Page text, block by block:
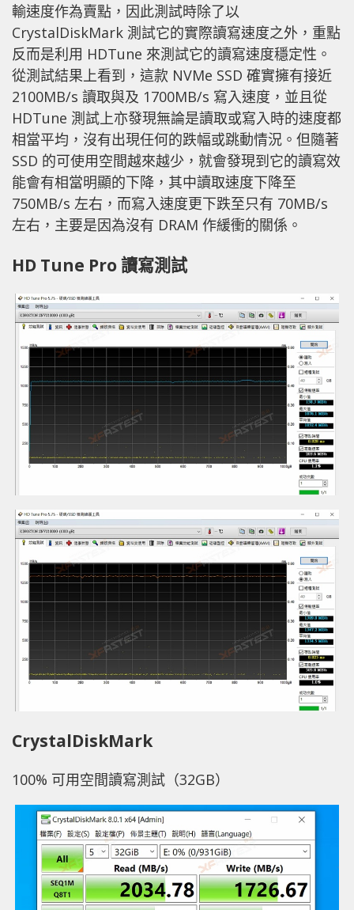
輸速度作為賣點，因此測試時除了以
CrystalDiskMark 測試它的實際讀寫速度之外，重點
反而是利用 HDTune 來測試它的讀寫速度穩定性。
從測試結果上看到，這款 NVMe SSD 確實擁有接近
2100MB/s 讀取與及 1700MB/s 寫入速度，並且從
HDTune 測試上亦發現無論是讀取或寫入時的速度都
相當平均，沒有出現任何的跌幅或跳動情況。但隨著
SSD 的可使用空間越來越少，就會發現到它的讀寫效
能會有相當明顯的下降，其中讀取速度下降至
750MB/s 左右，而寫入速度更下跌至只有 70MB/s
左右，主要是因為沒有 DRAM 作緩衝的關係。
HD Tune Pro 讀寫測試
CrystalDiskMark
100% 可用空間讀寫測試（32GB）